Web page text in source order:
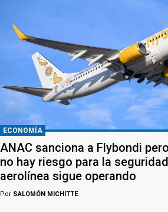
ECONOMÍA
ANAC sanciona a Flybondi
no hay riesgo para la
aerolínea sigue operando
Por SALOMÓN MICHITTE